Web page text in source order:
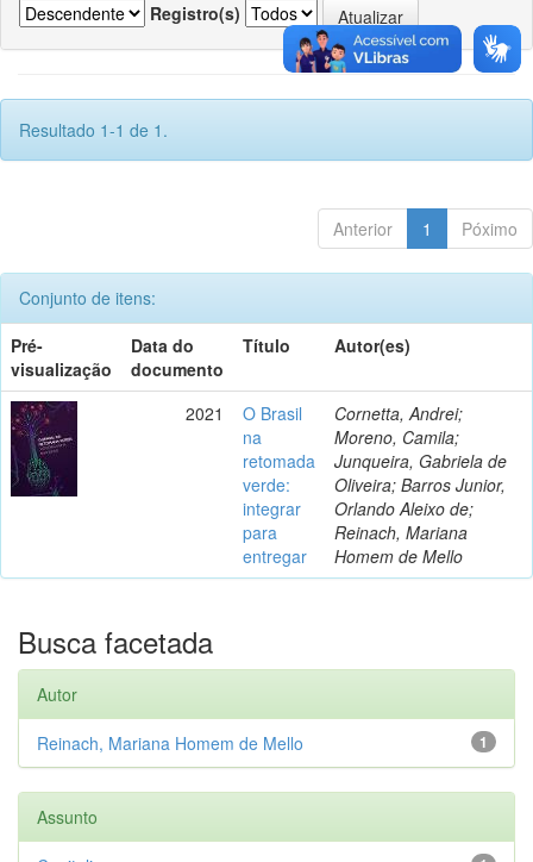
Registro(s)
Resultado 1-1 de 1.
Anterior 1 Póximo
Conjunto de itens:
Pré-
visualização
Data do
documento
Título Autor(es)
2021
O Brasil
na
retomada
verde:
integrar
para
entregar
Cornetta, Andrei;
Moreno, Camila;
Junqueira, Gabriela de
Oliveira; Barros Junior,
Orlando Aleixo de;
Reinach, Mariana
Homem de Mello
Busca facetada
Autor
1
Reinach, Mariana Homem de Mello
Assunto